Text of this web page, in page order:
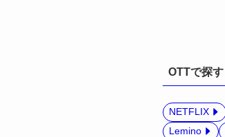
OTTで探す
NETFLIX
Lemino